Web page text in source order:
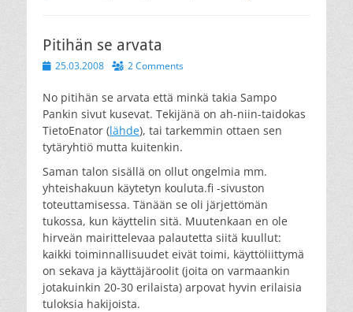
Pitihän se arvata
Posted
25.03.2008 2 Comments
No pitihän se arvata että minkä takia Sampo
Pankin sivut kusevat. Tekijänä on ah-niin-taidokas
TietoEnator (lähde), tai tarkemmin ottaen sen
tytäryhtiö mutta kuitenkin.
Saman talon sisällä on ollut ongelmia mm.
yhteishakuun käytetyn kouluta.fi -sivuston
toteuttamisessa. Tänään se oli järjettömän
tukossa, kun käyttelin sitä. Muutenkaan en ole
hirveän mairittelevaa palautetta siitä kuullut:
kaikki toiminnallisuudet eivät toimi, käyttöliittymä
on sekava ja käyttäjäroolit (joita on varmaankin
jotakuinkin 20-30 erilaista) arpovat hyvin erilaisia
tuloksia hakijoista.